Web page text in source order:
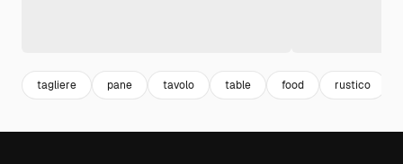
tagliere pane tavolo table food rustico